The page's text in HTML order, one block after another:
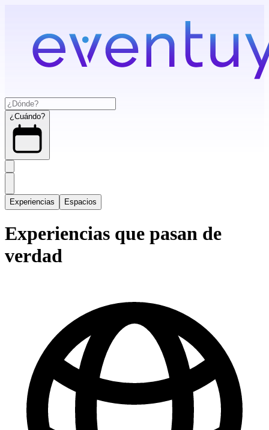
¿Cuándo?
Experiencias Espacios
Experiencias que pasan de
verdad